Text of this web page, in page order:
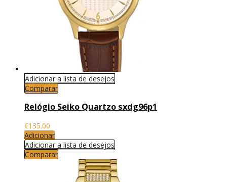
Adicionar a lista de desejos
Comparar
Relógio Seiko Quartzo sxdg96p1
€135.00
Adicionar
Adicionar a lista de desejos
Comparar